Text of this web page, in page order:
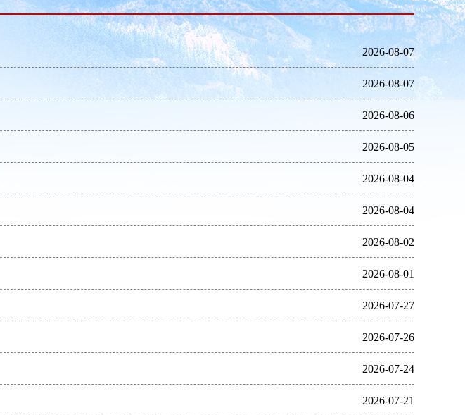
2026-08-07
2026-08-07
2026-08-06
2026-08-05
2026-08-04
2026-08-04
2026-08-02
2026-08-01
2026-07-27
2026-07-26
2026-07-24
2026-07-21